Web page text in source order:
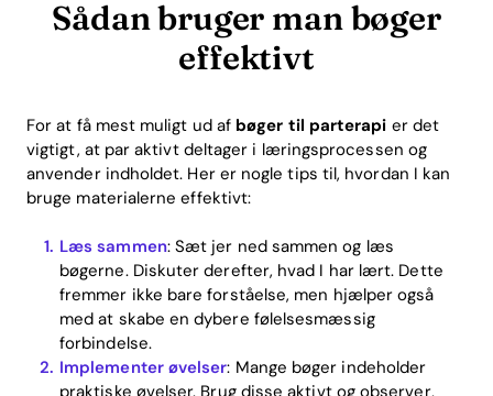
Home
Sådan bruger man bøger
effektivt
For at få mest muligt ud af bøger til parterapi er det
vigtigt, at par aktivt deltager i læringsprocessen og
anvender indholdet. Her er nogle tips til, hvordan I kan
bruge materialerne effektivt:
Læs sammen: Sæt jer ned sammen og læs
bøgerne. Diskuter derefter, hvad I har lært. Dette
fremmer ikke bare forståelse, men hjælper også
med at skabe en dybere følelsesmæssig
forbindelse.
Implementer øvelser: Mange bøger indeholder
praktiske øvelser. Brug disse aktivt og observer,